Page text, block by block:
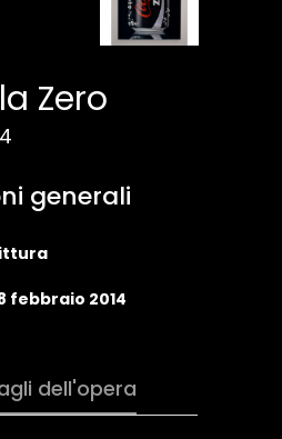
Zero
generali
febbraio 2014
dell'opera